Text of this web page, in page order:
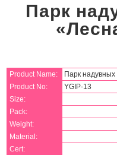
Парк
Product Name:
Парк надувных
Product No:
YGIP-13
Size:
Pack:
Weight:
Material:
Cert: